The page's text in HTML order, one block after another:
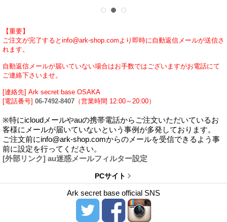
【重要】
ご注文が完了するとinfo@ark-shop.comより即時に自動返信メールが送信さ
れます。
自動返信メールが届いていない場合はお手数ではございますがお電話にて
ご連絡下さいませ。
[連絡先] Ark secret base OSAKA
[電話番号] 06-7492-8407 （営業時間 12:00～20:00）
※特にicloudメールやauの携帯電話からご注文いただいているお
客様にメールが届いていないという事例が多発しております。
ご注文前にinfo@ark-shop.comからのメールを受信できるよう事
前に設定を行ってください。
[外部リンク] au迷惑メールフィルター設定
PCサイト
Ark secret base official SNS